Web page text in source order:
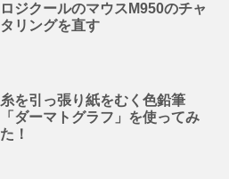
ロジクールのマウスM950のチャ
タリングを直す
糸を引っ張り紙をむく色鉛筆
「ダーマトグラフ」を使ってみ
た！